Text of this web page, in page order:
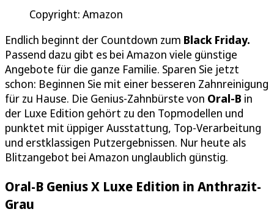
Copyright: Amazon
Endlich beginnt der Countdown zum Black Friday.
Passend dazu gibt es bei Amazon viele günstige
Angebote für die ganze Familie. Sparen Sie jetzt
schon: Beginnen Sie mit einer besseren Zahnreinigung
für zu Hause. Die Genius-Zahnbürste von Oral-B in
der Luxe Edition gehört zu den Topmodellen und
punktet mit üppiger Ausstattung, Top-Verarbeitung
und erstklassigen Putzergebnissen. Nur heute als
Blitzangebot bei Amazon unglaublich günstig.
Oral-B Genius X Luxe Edition in Anthrazit-
Grau